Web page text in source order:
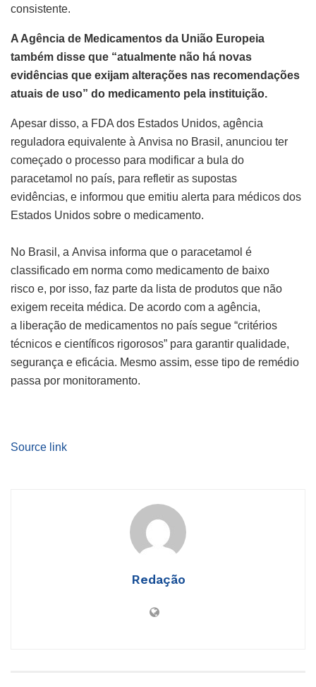
consistente.
A Agência de Medicamentos da União Europeia
também disse que “atualmente não há novas
evidências que exijam alterações nas recomendações
atuais de uso” do medicamento pela instituição.
Apesar disso, a FDA dos Estados Unidos, agência
reguladora equivalente à Anvisa no Brasil, anunciou ter
começado o processo para modificar a bula do
paracetamol no país, para refletir as supostas
evidências, e informou que emitiu alerta para médicos dos
Estados Unidos sobre o medicamento.
No Brasil, a Anvisa informa que o paracetamol é
classificado em norma como medicamento de baixo
risco e, por isso, faz parte da lista de produtos que não
exigem receita médica. De acordo com a agência,
a liberação de medicamentos no país segue “critérios
técnicos e científicos rigorosos” para garantir qualidade,
segurança e eficácia. Mesmo assim, esse tipo de remédio
passa por monitoramento.
Source link
Redação